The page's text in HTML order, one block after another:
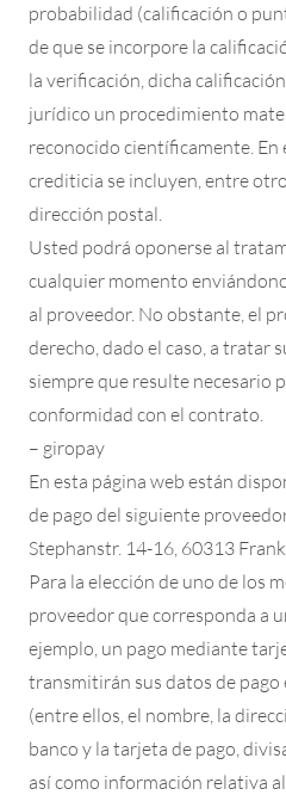
probabilidad (calificación o
de que se incorpore la
la verificación, dicha
jurídico un procedimiento
reconocido científicamente. En
crediticia se incluyen, entre
dirección postal.
Usted podrá oponerse al
cualquier momento
al proveedor. No obstante, el
derecho, dado el caso, a tratar
siempre que resulte necesario
conformidad con el contrato.
– giropay
En esta página web están
de pago del siguiente
Stephanstr. 14-16, 60313
Para la elección de uno de los
proveedor que corresponda a
ejemplo, un pago mediante
transmitirán sus datos de pago
(entre ellos, el nombre, la
banco y la tarjeta de pago,
así como información relativa